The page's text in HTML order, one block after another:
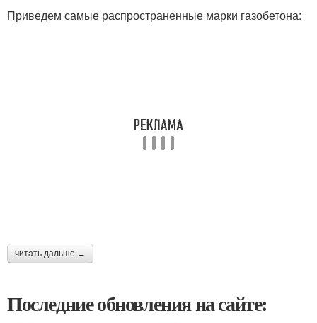
Приведем самые распространенные марки газобетона:
читать дальше →
Последние обновления на сайте: